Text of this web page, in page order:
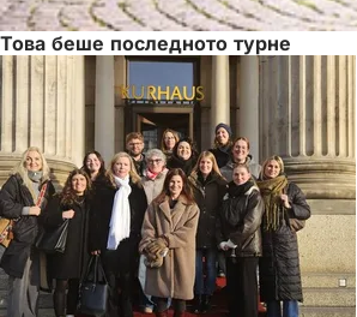
Това беше последното турне